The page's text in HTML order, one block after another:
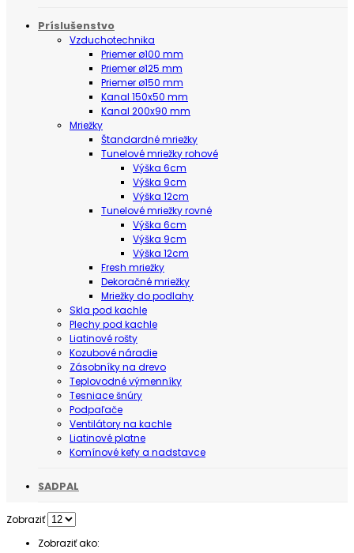
Príslušenstvo
Vzduchotechnika
Priemer ø100 mm
Priemer ø125 mm
Priemer ø150 mm
Kanal 150x50 mm
Kanal 200x90 mm
Mriežky
Štandardné mriežky
Tunelové mriežky rohové
Výška 6cm
Výška 9cm
Výška 12cm
Tunelové mriežky rovné
Výška 6cm
Výška 9cm
Výška 12cm
Fresh mriežky
Dekoračné mriežky
Mriežky do podlahy
Skla pod kachle
Plechy pod kachle
Liatinové rošty
Kozubové náradie
Zásobníky na drevo
Teplovodné výmenníky
Tesniace šnúry
Podpaľače
Ventilátory na kachle
Liatinové platne
Komínové kefy a nadstavce
SADPAL
Zobraziť
Zobraziť ako: